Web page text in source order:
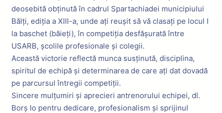
deosebită obținută în cadrul Spartachiadei municipiului
Bălți, ediția a XIII-a, unde ați reușit să vă clasați pe locul I
la baschet (băieți), în competiția desfășurată între
USARB, școlile profesionale și colegii.
Această victorie reflectă munca susținută, disciplina,
spiritul de echipă și determinarea de care ați dat dovadă
pe parcursul întregii competiții.
Sincere mulțumiri și aprecieri antrenorului echipei, dl.
Borș Io pentru dedicare, profesionalism și sprijinul